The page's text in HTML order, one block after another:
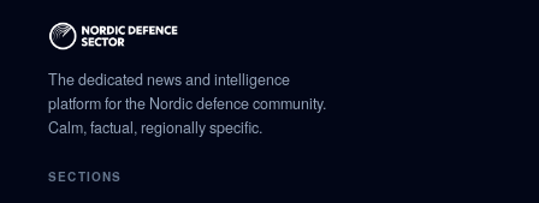
The dedicated news and intelligence
platform for the Nordic defence community.
Calm, factual, regionally specific.
SECTIONS